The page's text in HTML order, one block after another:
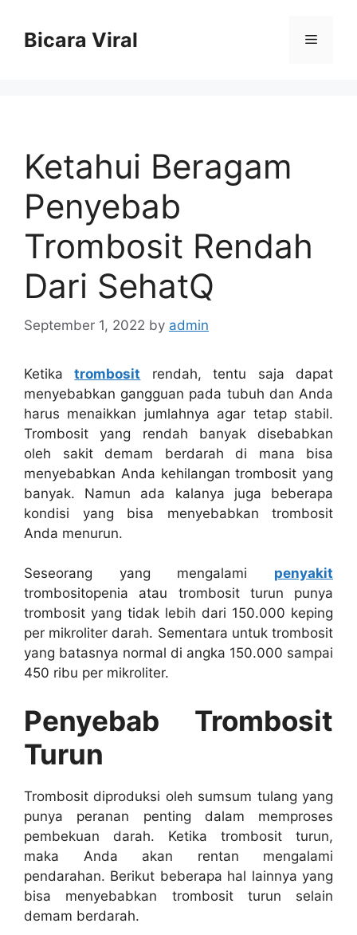
contentBicara Viral Menu
Ketahui Beragam
Penyebab
Trombosit Rendah
Dari SehatQ
September 1, 2022 by admin
Ketikatrombosit rendah, tentu saja dapat
menyebabkan gangguan pada tubuh dan Anda
harus menaikkan jumlahnya agar tetap stabil.
Trombosit yang rendah banyak disebabkan
oleh sakit demam berdarah di mana bisa
menyebabkan Anda kehilangan trombosit yang
banyak. Namun ada kalanya juga beberapa
kondisi yang bisa menyebabkan trombosit
Anda menurun.
Seseorang yang mengalami penyakit
trombositopenia atau trombosit turun punya
trombosit yang tidak lebih dari 150.000 keping
per mikroliter darah. Sementara untuk trombosit
yang batasnya normal di angka 150.000 sampai
450 ribu per mikroliter.
Penyebab Trombosit
Turun
Trombosit diproduksi oleh sumsum tulang yang
punya peranan penting dalam memproses
pembekuan darah. Ketika trombosit turun,
maka Anda akan rentan mengalami
pendarahan. Berikut beberapa hal lainnya yang
bisa menyebabkan trombosit turun selain
demam berdarah.